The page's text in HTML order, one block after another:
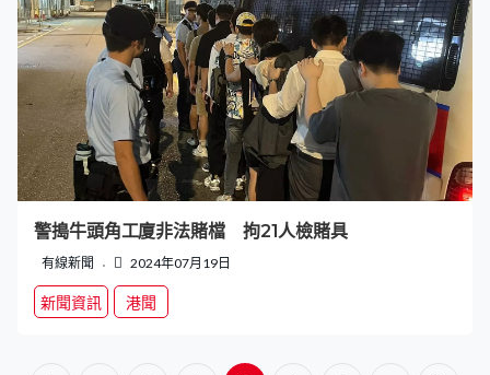
警搗牛頭角工廈非法賭檔 拘21人檢賭具
有線新聞 2024年07月19日
新聞資訊 港聞